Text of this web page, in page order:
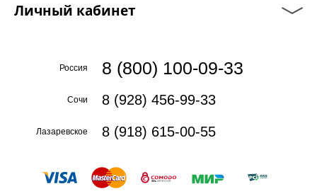
Личный кабинет
Россия 8 (800) 100-09-33
Сочи 8 (928) 456-99-33
Лазаревское 8 (918) 615-00-55